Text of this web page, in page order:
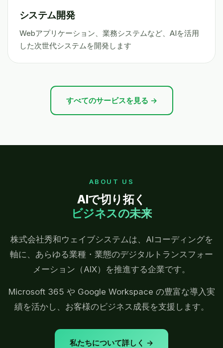
システム開発
Webアプリケーション、業務システムなど、AIを活用
した次世代システムを開発します
すべてのサービスを見る →
ABOUT US
AIで切り拓く
ビジネスの未来
株式会社秀和ウェイブシステムは、AIコーディングを
軸に、あらゆる業種・業態のデジタルトランスフォー
メーション（AIX）を推進する企業です。
Microsoft 365 や Google Workspace の豊富な導入実
績を活かし、お客様のビジネス成長を支援します。
私たちについて詳しく →